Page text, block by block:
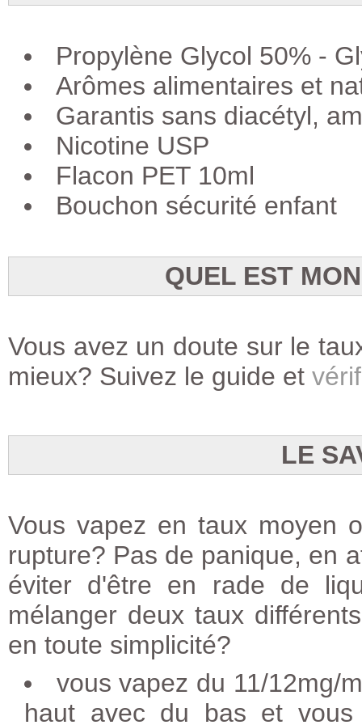
Propylène Glycol 50% -
Arômes alimentaires et
Garantis sans diacétyl,
Nicotine USP
Flacon PET 10ml
Bouchon sécurité enfant
QUEL EST
Vous avez un doute sur le
mieux? Suivez le guide et
LE
Vous vapez en taux moyen
rupture? Pas de panique, en
éviter d'être en rade de
mélanger deux taux
en toute simplicité?
vous vapez du 11/12mg/
haut avec du bas et vous